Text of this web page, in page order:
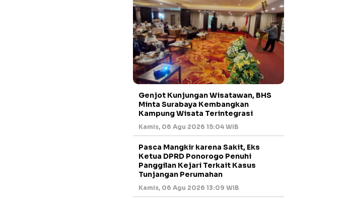
Genjot Kunjungan Wisatawan, BHS
Minta Surabaya Kembangkan
Kampung Wisata Terintegrasi
Kamis, 06 Agu 2026 15:04 WIB
Pasca Mangkir karena Sakit, Eks
Ketua DPRD Ponorogo Penuhi
Panggilan Kejari Terkait Kasus
Tunjangan Perumahan
Kamis, 06 Agu 2026 13:09 WIB